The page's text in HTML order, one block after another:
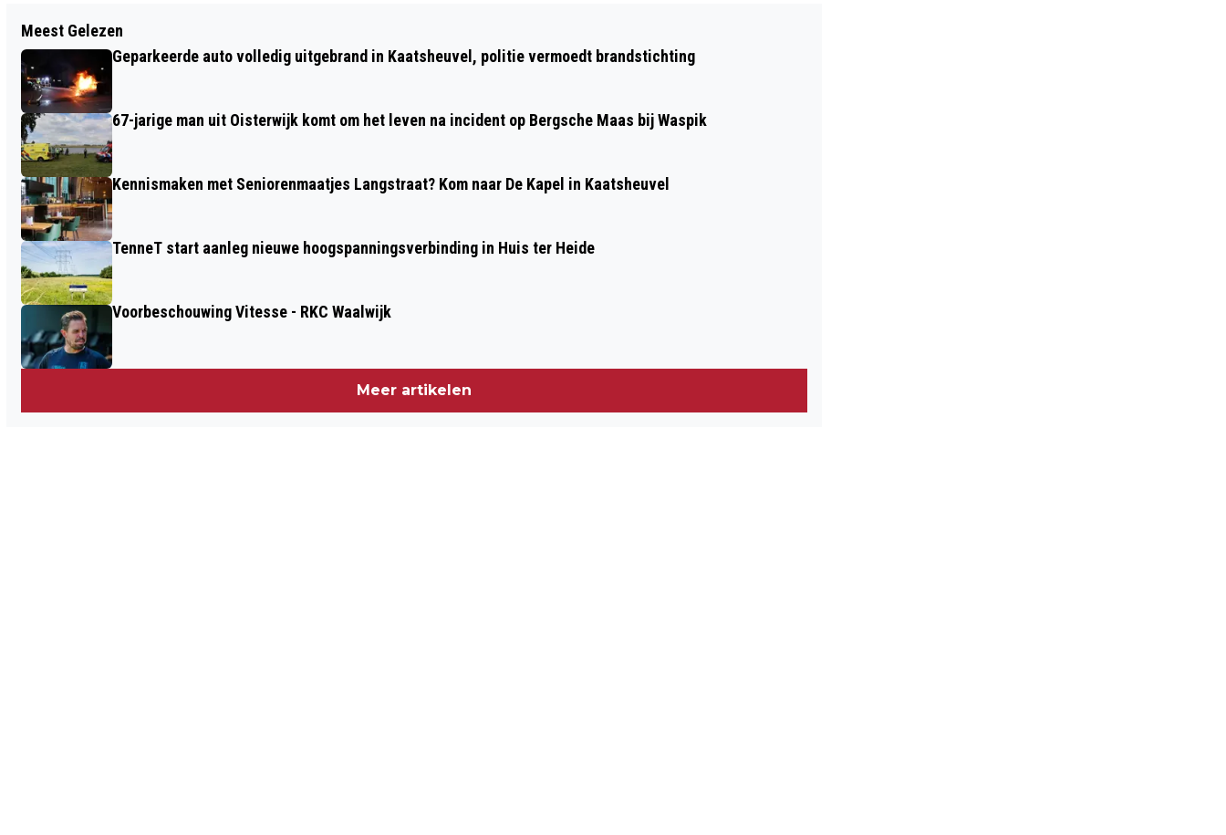
BRANDWEER OPNIEUW NAAR
HEISTRAAT IN SPRANG-CAPELLE VOOR
BRAND IN SCHUURTJE
AMBITIEUS KOOR LA JEUNESSE UIT
Meest Gelezen
Geparkeerde auto volledig uitgebrand in Kaatsheuvel, politie vermoedt brandstichting
67-jarige man uit Oisterwijk komt om het leven na incident op Bergsche Maas bij Waspik
Kennismaken met Seniorenmaatjes Langstraat? Kom naar De Kapel in Kaatsheuvel
TenneT start aanleg nieuwe hoogspanningsverbinding in Huis ter Heide
Voorbeschouwing Vitesse - RKC Waalwijk
Meer artikelen